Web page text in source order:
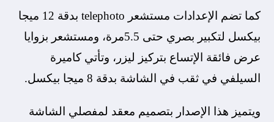
كما تضم الإعدادات مستشعر telephoto بدقة 12 ميجا
بيكسل لتكبير بصري حتى 5.5مرة، ومستشعر بزوايا
عرض فائقة الإتساع بتركيز ليزر، وتأتي كاميرة
السيلفي في ثقب في الشاشة بدقة 8 ميجا بيكسل.
ويتميز هذا الإصدار بتصميم معقد لمفصلي الشاشة